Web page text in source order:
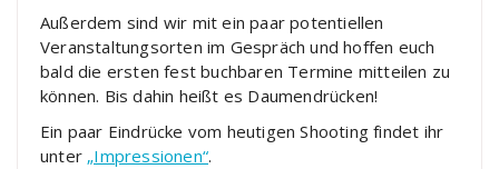
Außerdem sind wir mit ein paar potentiellen
Veranstaltungsorten im Gespräch und hoffen euch
bald die ersten fest buchbaren Termine mitteilen zu
können. Bis dahin heißt es Daumendrücken!
Ein paar Eindrücke vom heutigen Shooting findet ihr
unter „Impressionen“.